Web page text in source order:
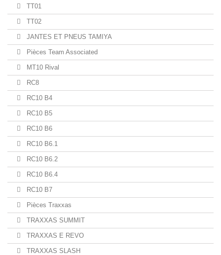
TT01
TT02
JANTES ET PNEUS TAMIYA
Pièces Team Associated
MT10 Rival
RC8
RC10 B4
RC10 B5
RC10 B6
RC10 B6.1
RC10 B6.2
RC10 B6.4
RC10 B7
Pièces Traxxas
TRAXXAS SUMMIT
TRAXXAS E REVO
TRAXXAS SLASH